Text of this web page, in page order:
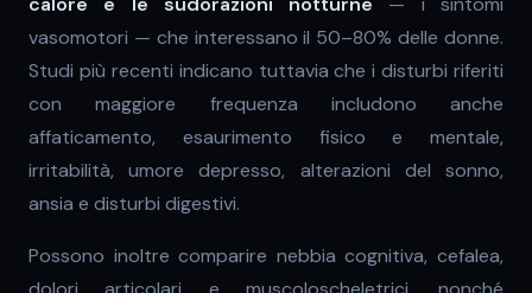
vasomotori — che interessano il 50–80% delle donne.
Studi più recenti indicano tuttavia che i disturbi riferiti
con maggiore frequenza includono anche
affaticamento, esaurimento fisico e mentale,
irritabilità, umore depresso, alterazioni del sonno,
ansia e disturbi digestivi.
Possono inoltre comparire nebbia cognitiva, cefalea,